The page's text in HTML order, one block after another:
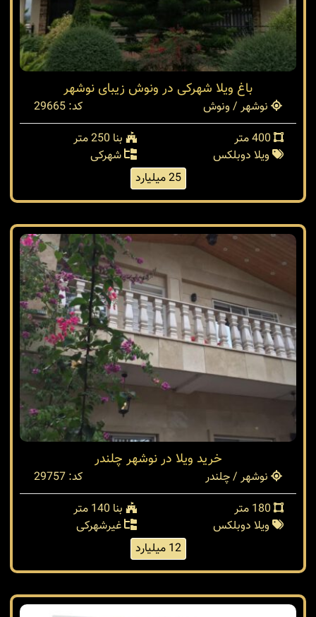
باغ ویلا شهرکی در ونوش زیبای نوشهر
نوشهر / ونوش
کد: 29665
بنا 250 متر
ویلا دوبلکس
شهرکی
25 میلیارد
خرید ویلا در نوشهر چلندر
نوشهر / چلندر
کد: 29757
بنا 140 متر
ویلا دوبلکس
غیرشهرکی
12 میلیارد